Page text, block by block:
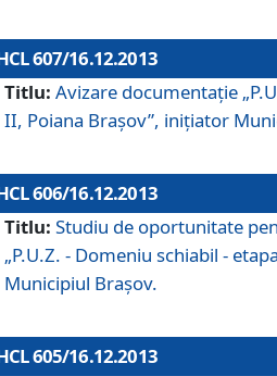
607/16.12.2013
Titlu: Avizare documentaţie
II, Poiana Braşov”, iniţiator
606/16.12.2013
Titlu: Studiu de oportunitate
„P.U.Z. - Domeniu schiabil -
Municipiul Braşov.
605/16.12.2013